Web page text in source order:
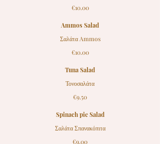
€10.00
Ammos Salad
Σαλάτα Ammos
€10.00
Tuna Salad
Τονοσαλάτα
€9.50
Spinach pie Salad
Σαλάτα Σπανακόπιτα
€9.00